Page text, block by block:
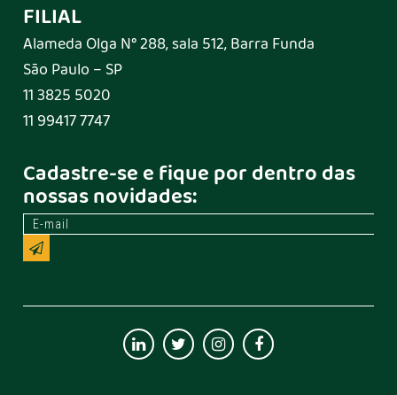
FILIAL
Alameda Olga N° 288, sala 512, Barra Funda
São Paulo – SP
11 3825 5020
11 99417 7747
Cadastre-se e fique por dentro das
nossas novidades: